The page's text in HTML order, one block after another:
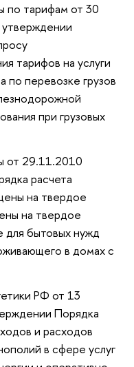
по тарифам от 30
тарифов на услуги
перевозке грузов
при грузовых
от 29.11.2010
расчета
на твердое
на твердое
для бытовых нужд
в домах с
РФ от 13
Порядка
и расходов
в сфере услуг